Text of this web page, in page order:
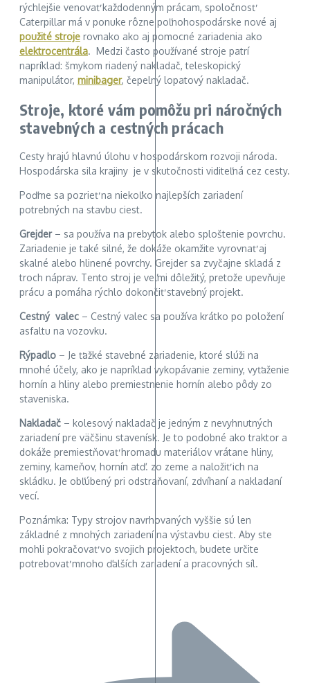
rýchlejšie venovať každodenným prácam, spoločnosť
Caterpillar má v ponuke rôzne poľnohospodárske nové aj
použité stroje rovnako ako aj pomocné zariadenia ako
elektrocentrála. Medzi často používané stroje patrí
napríklad: šmykom riadený nakladač, teleskopický
manipulátor, minibager, čepelný lopatový nakladač.
Stroje, ktoré vám pomôžu pri náročných
stavebných a cestných prácach
Cesty hrajú hlavnú úlohu v hospodárskom rozvoji národa.
Hospodárska sila krajiny je v skutočnosti viditeľná cez cesty.
Poďme sa pozrieť na niekoľko najlepších zariadení
potrebných na stavbu ciest.
Grejder – sa používa na prebytok alebo sploštenie povrchu.
Zariadenie je také silné, že dokáže okamžite vyrovnať aj
skalné alebo hlinené povrchy. Grejder sa zvyčajne skladá z
troch náprav. Tento stroj je veľmi dôležitý, pretože upevňuje
prácu a pomáha rýchlo dokončiť stavebný projekt.
Cestný valec – Cestný valec sa používa krátko po položení
asfaltu na vozovku.
Rýpadlo – Je ťažké stavebné zariadenie, ktoré slúži na
mnohé účely, ako je napríklad vykopávanie zeminy, vyťaženie
hornín a hliny alebo premiestnenie hornín alebo pôdy zo
staveniska.
Nakladač – kolesový nakladač je jedným z nevyhnutných
zariadení pre väčšinu stavenísk. Je to podobné ako traktor a
dokáže premiestňovať hromadu materiálov vrátane hliny,
zeminy, kameňov, hornín atď. zo zeme a naložiť ich na
skládku. Je obľúbený pri odstraňovaní, zdvíhaní a nakladaní
vecí.
Poznámka: Typy strojov navrhovaných vyššie sú len
základné z mnohých zariadení na výstavbu ciest. Aby ste
mohli pokračovať vo svojich projektoch, budete určite
potrebovať mnoho ďalších zariadení a pracovných síl.